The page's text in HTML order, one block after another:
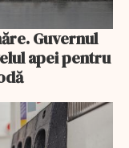
Guvernul
apei pentru